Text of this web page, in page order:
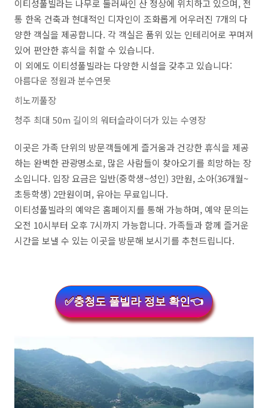
이티성풀빌라는 나무로 둘러싸인 산 정상에 위치하고 있으며, 전
통 한옥 건축과 현대적인 디자인이 조화롭게 어우러진 7개의 다
양한 객실을 제공합니다. 각 객실은 품위 있는 인테리어로 꾸며져
있어 편안한 휴식을 취할 수 있습니다.
이 외에도 이티성풀빌라는 다양한 시설을 갖추고 있습니다:
아름다운 정원과 분수연못
히노끼풀장
청주 최대 50m 길이의 워터슬라이더가 있는 수영장
이곳은 가족 단위의 방문객들에게 즐거움과 건강한 휴식을 제공
하는 완벽한 관광명소로, 많은 사람들이 찾아오기를 희망하는 장
소입니다. 입장 요금은 일반(중학생~성인) 3만원, 소아(36개월~
초등학생) 2만원이며, 유아는 무료입니다.
이티성풀빌라의 예약은 홈페이지를 통해 가능하며, 예약 문의는
오전 10시부터 오후 7시까지 가능합니다. 가족들과 함께 즐거운
시간을 보낼 수 있는 이곳을 방문해 보시기를 추천드립니다.
✅충청도 풀빌라 정보 확인👈